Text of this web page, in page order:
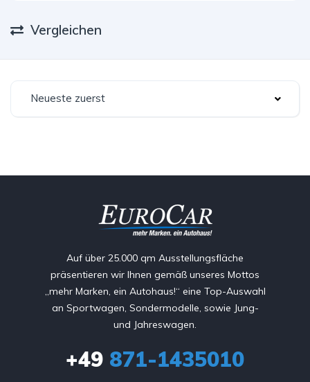
Vergleichen
Neueste zuerst
Auf über 25.000 qm Ausstellungsfläche
präsentieren wir Ihnen gemäß unseres Mottos
„mehr Marken, ein Autohaus!“ eine Top-Auswahl
an Sportwagen, Sondermodelle, sowie Jung-
und Jahreswagen.
+49 871-1435010